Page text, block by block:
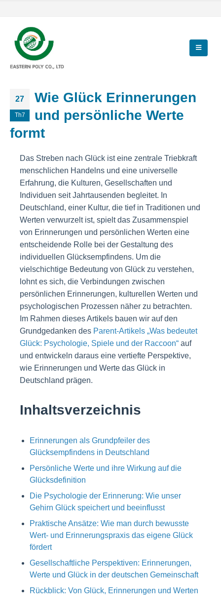
27
Th7
Wie Glück Erinnerungen
und persönliche Werte
formt
Das Streben nach Glück ist eine zentrale Triebkraft
menschlichen Handelns und eine universelle
Erfahrung, die Kulturen, Gesellschaften und
Individuen seit Jahrtausenden begleitet. In
Deutschland, einer Kultur, die tief in Traditionen und
Werten verwurzelt ist, spielt das Zusammenspiel
von Erinnerungen und persönlichen Werten eine
entscheidende Rolle bei der Gestaltung des
individuellen Glücksempfindens. Um die
vielschichtige Bedeutung von Glück zu verstehen,
lohnt es sich, die Verbindungen zwischen
persönlichen Erinnerungen, kulturellen Werten und
psychologischen Prozessen näher zu betrachten.
Im Rahmen dieses Artikels bauen wir auf den
Grundgedanken des Parent-Artikels „Was bedeutet
Glück: Psychologie, Spiele und der Raccoon“ auf
und entwickeln daraus eine vertiefte Perspektive,
wie Erinnerungen und Werte das Glück in
Deutschland prägen.
Inhaltsverzeichnis
Erinnerungen als Grundpfeiler des
Glücksempfindens in Deutschland
Persönliche Werte und ihre Wirkung auf die
Glücksdefinition
Die Psychologie der Erinnerung: Wie unser
Gehirn Glück speichert und beeinflusst
Praktische Ansätze: Wie man durch bewusste
Wert- und Erinnerungspraxis das eigene Glück
fördert
Gesellschaftliche Perspektiven: Erinnerungen,
Werte und Glück in der deutschen Gemeinschaft
Rückblick: Von Glück, Erinnerungen und Werten